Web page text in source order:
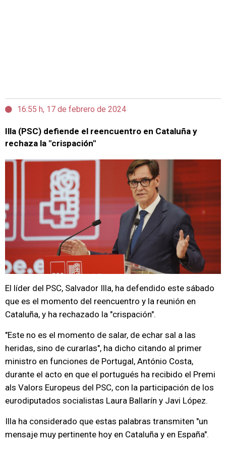
16:55 h, 17 de febrero de 2024
Illa (PSC) defiende el reencuentro en Cataluña y
rechaza la "crispación"
El líder del PSC, Salvador Illa, ha defendido este sábado
que es el momento del reencuentro y la reunión en
Cataluña, y ha rechazado la "crispación".
"Este no es el momento de salar, de echar sal a las
heridas, sino de curarlas", ha dicho citando al primer
ministro en funciones de Portugal, António Costa,
durante el acto en que el portugués ha recibido el Premi
als Valors Europeus del PSC, con la participación de los
eurodiputados socialistas Laura Ballarín y Javi López.
Illa ha considerado que estas palabras transmiten "un
mensaje muy pertinente hoy en Cataluña y en España".